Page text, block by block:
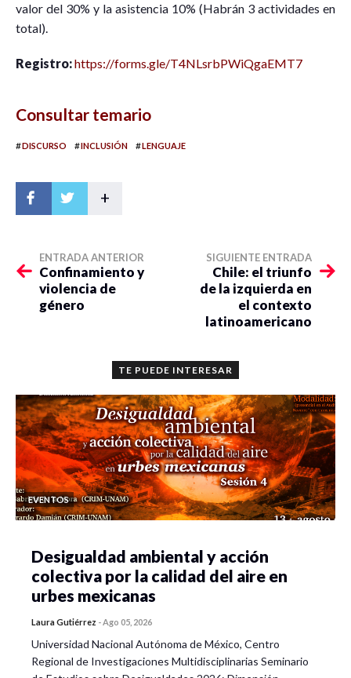
valor del 30% y la asistencia 10% (Habrán 3 actividades en
total).
Registro:https://forms.gle/T4NLsrbPWiQgaEMT7
Consultar temario
#DISCURSO #INCLUSIÓN #LENGUAJE
+
ENTRADA ANTERIOR
Confinamiento y
violencia de
género
SIGUIENTE ENTRADA
Chile: el triunfo
de la izquierda en
el contexto
latinoamericano
TE PUEDE INTERESAR
EVENTOS
Desigualdad ambiental y acción
colectiva por la calidad del aire en
urbes mexicanas
Laura Gutiérrez -Ago 05, 2026
Universidad Nacional Autónoma de México, Centro
Regional de Investigaciones Multidisciplinarias Seminario